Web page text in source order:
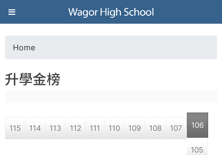
Jump to navigation
葳
格
高
學
o
a
Home
升學金榜
115 114 113 112 111 110 109 108 107 106
105